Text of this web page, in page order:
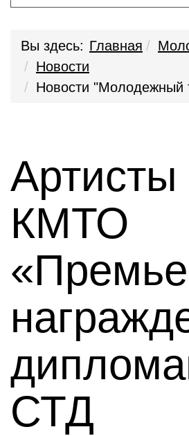
Вы здесь: Главная
Новости
Новости "Молодежный
Артисты
КМТО
СТД